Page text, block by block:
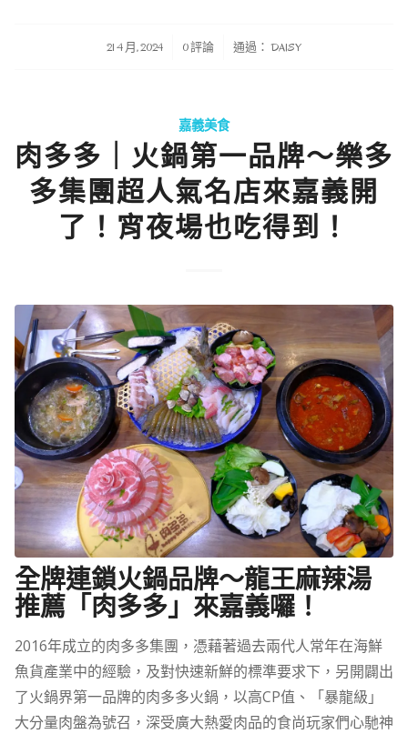
21 4 月, 2024
/ 0 評論 通過： DAISY
嘉義美食
肉多多｜火鍋第一品牌～樂多
多集團超人氣名店來嘉義開
了！宵夜場也吃得到！
全牌連鎖火鍋品牌～龍王麻辣湯
推薦「肉多多」來嘉義囉！
2016年成立的肉多多集團，憑藉著過去兩代人常年在海鮮
魚貨產業中的經驗，及對快速新鮮的標準要求下，另開闢出
了火鍋界第一品牌的肉多多火鍋，以高CP值、「暴龍級」
大分量肉盤為號召，深受廣大熱愛肉品的食尚玩家們心馳神